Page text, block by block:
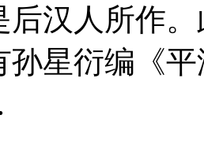
后汉人所作
孙星衍编《